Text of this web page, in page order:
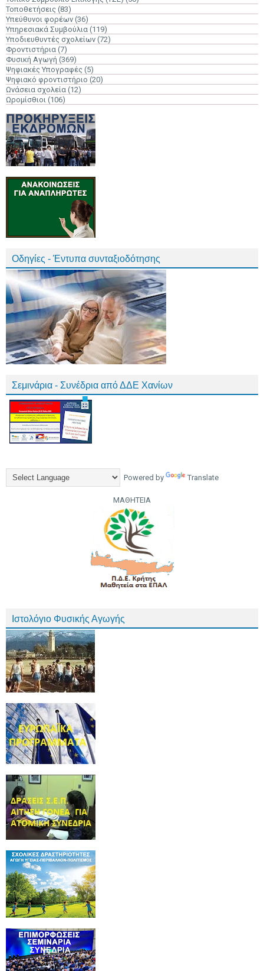
Τοποθετήσεις (83)
Υπεύθυνοι φορέων (36)
Υπηρεσιακά Συμβούλια (119)
Υποδιευθυντές σχολείων (72)
Φροντιστήρια (7)
Φυσική Αγωγή (369)
Ψηφιακές Υπογραφές (5)
Ψηφιακό φροντιστήριο (20)
Ωνάσεια σχολεία (12)
Ωρομίσθιοι (106)
Οδηγίες - Έντυπα συνταξιοδότησης
Σεμινάρια - Συνέδρια από ΔΔΕ Χανίων
Powered by Translate
ΜΑΘΗΤΕΙΑ
Ιστολόγιο Φυσικής Αγωγής